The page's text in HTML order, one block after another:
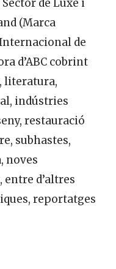
de Luxe i
(Marca
de
d’ABC cobrint
literatura,
indústries
restauració
subhastes,
noves
d’altres
reportatges